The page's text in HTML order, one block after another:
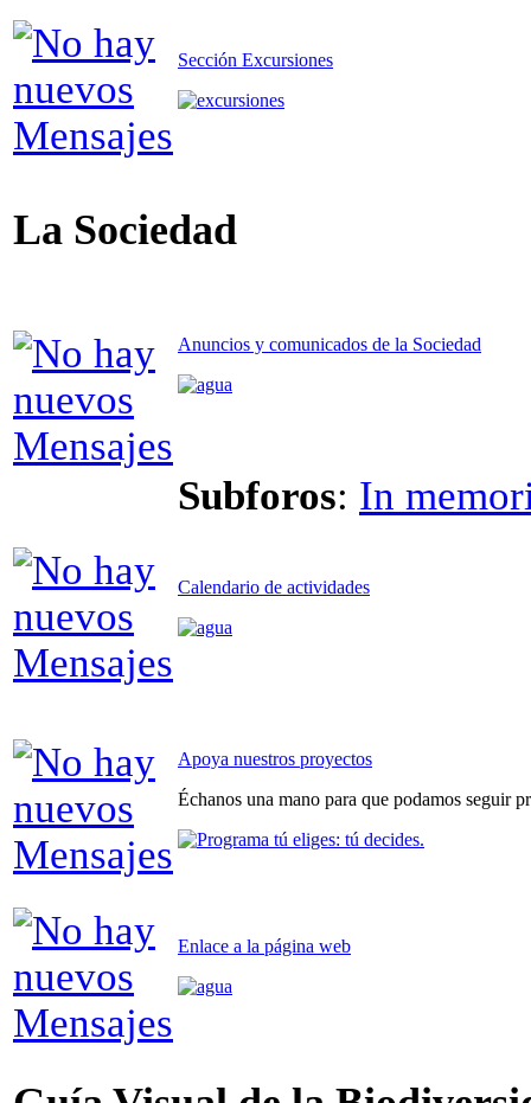
Sección Excursiones
La Sociedad
Anuncios y comunicados de la Sociedad
Subforos: In
Calendario de actividades
Apoya nuestros proyectos
Échanos una mano para que podamos seguir
Enlace a la página web